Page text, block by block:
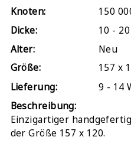
Knoten:
150
Dicke:
10 -
Alter:
Neu
Größe:
157 x
Lieferung:
9 - 14
Beschreibung:
Einzigartiger
der Größe 157 x 120.